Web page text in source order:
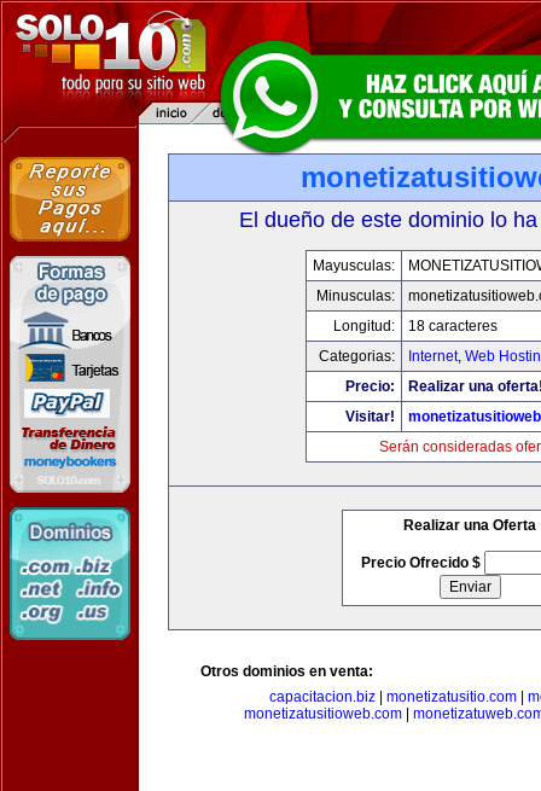
El dueño de este dominio lo
Mayusculas:
Minusculas:
Longitud:
18 caracteres
Categorias:
Internet, Web
Precio:
Realizar una
Visitar!
Serán consideradas
Realizar una Oferta
Precio Ofrecido $
Otros dominios en venta:
capacitacion.biz| monetizatusitio.com|
monetizatusitioweb.com